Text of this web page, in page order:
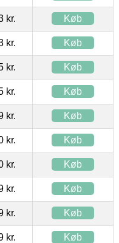
kr. Køb
kr. Køb
kr. Køb
kr. Køb
kr. Køb
kr. Køb
kr. Køb
kr. Køb
kr. Køb
kr. Køb